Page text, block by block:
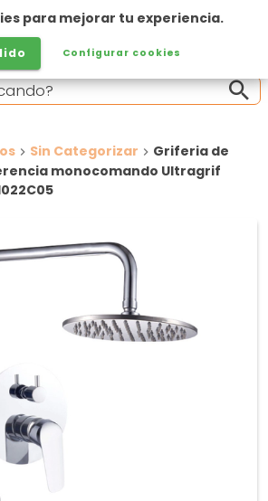
Sin Categorizar
Griferia de
monocomando Ultragrif
para mejorar tu experiencia.
Configurar cookies